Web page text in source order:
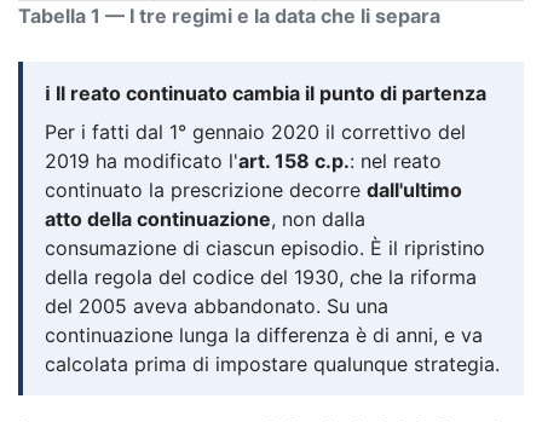
Tabella 1 — I tre regimi e la data che li separa
ℹ️ Il reato continuato cambia il punto di partenza
Per i fatti dal 1° gennaio 2020 il correttivo del
2019 ha modificato l'art. 158 c.p.: nel reato
continuato la prescrizione decorre dall'ultimo
atto della continuazione, non dalla
consumazione di ciascun episodio. È il ripristino
della regola del codice del 1930, che la riforma
del 2005 aveva abbandonato. Su una
continuazione lunga la differenza è di anni, e va
calcolata prima di impostare qualunque strategia.